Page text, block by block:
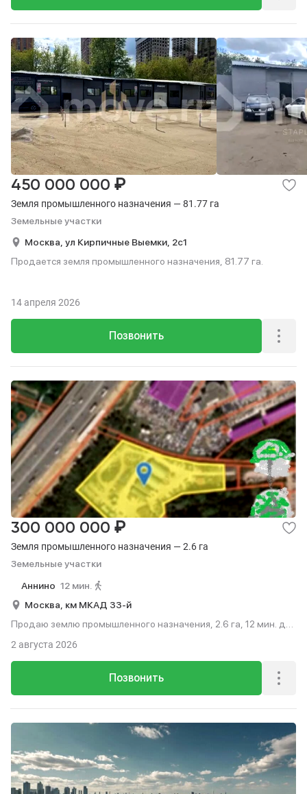
Земля промышленного назначения — 81.77 га
Земельные участки
450 000 000 ₽
Москва, ул Кирпичные Выемки, 2с1
Продается земля промышленного назначения, 81.77 га.
Позвонить
14 апреля 2026
Земля промышленного назначения — 2.6 га
Земельные участки
300 000 000 ₽
Аннино 12 мин.
Москва, км МКАД 33-й
Продаю землю промышленного назначения, 2.6 га, 12 мин. до
Позвонить
2 августа 2026